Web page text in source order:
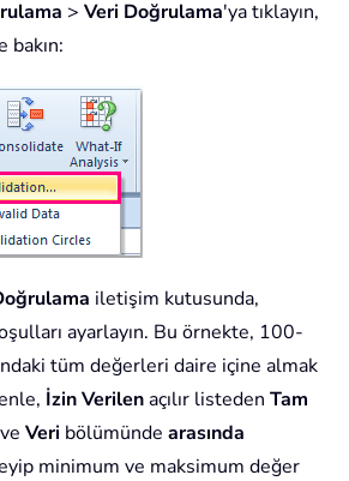
> Veri Doğrulama'ya tıklayın,
bakın:
iletişim kutusunda,
ayarlayın. Bu örnekte, 100-
tüm değerleri daire içine almak
İzin Verilenaçılır listeden Tam
Veri bölümünde arasında
minimum ve maksimum değer